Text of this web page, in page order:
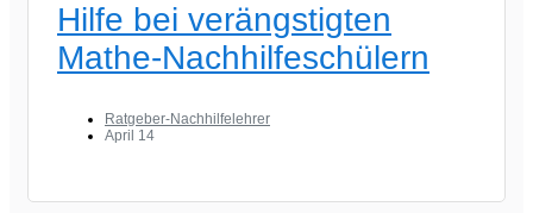
Hilfe bei verängstigten
Mathe-Nachhilfeschülern
Ratgeber-Nachhilfelehrer
April 14